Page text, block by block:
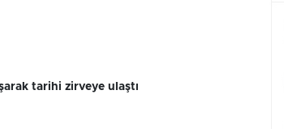
tarihi zirveye ulaştı